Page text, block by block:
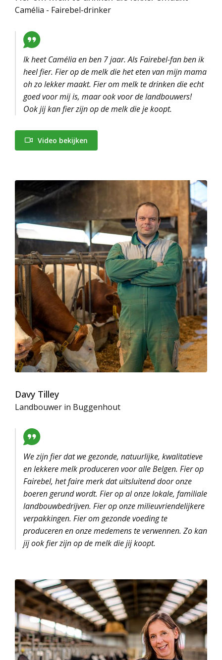
Camélia - Fairebel-drinker
Ik heet Camélia en ben 7 jaar. Als Fairebel-fan ben ik
heel fier. Fier op de melk die het eten van mijn mama
oh zo lekker maakt. Fier om melk te drinken die echt
goed voor mij is, maar ook voor de landbouwers!
Ook jij kan fier zijn op de melk die je koopt.
Video bekijken
Davy Tilley
Landbouwer in Buggenhout
We zijn fier dat we gezonde, natuurlijke, kwalitatieve
en lekkere melk produceren voor alle Belgen. Fier op
Fairebel, het faire merk dat uitsluitend door onze
boeren gerund wordt. Fier op al onze lokale, familiale
landbouwbedrijven. Fier op onze milieuvriendelijkere
verpakkingen. Fier om gezonde voeding te
produceren en onze medemens te verwennen. Zo kan
jij ook fier zijn op de melk die jij koopt.